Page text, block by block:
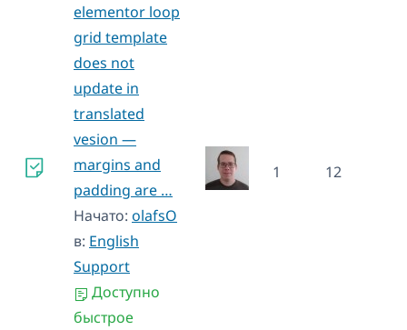
elementor loop
grid template
does not
update in
translated
vesion —
margins and
padding are …
Начато: olafsO
в: English
Support
Доступно
быстрое
1 12